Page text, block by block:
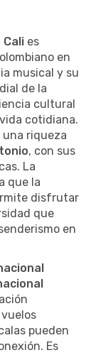
Cali es
en
musical y su
de la
cultural
cotidiana.
una riqueza
, con sus
La
que la
disfrutar
que
en
pueden
Es